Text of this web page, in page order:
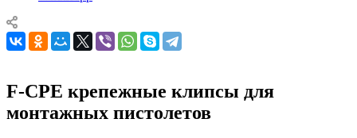
F-CPE крепежные клипсы для
монтажных пистолетов